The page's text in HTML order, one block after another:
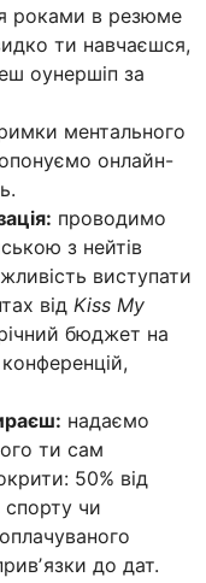
роками в резюме
ти навчаєшся,
оунершіп за
ментального
онлайн-
проводимо
з нейтів
виступати
від Kiss My
бюджет на
надаємо
ти сам
50% від
спорту чи
до дат.